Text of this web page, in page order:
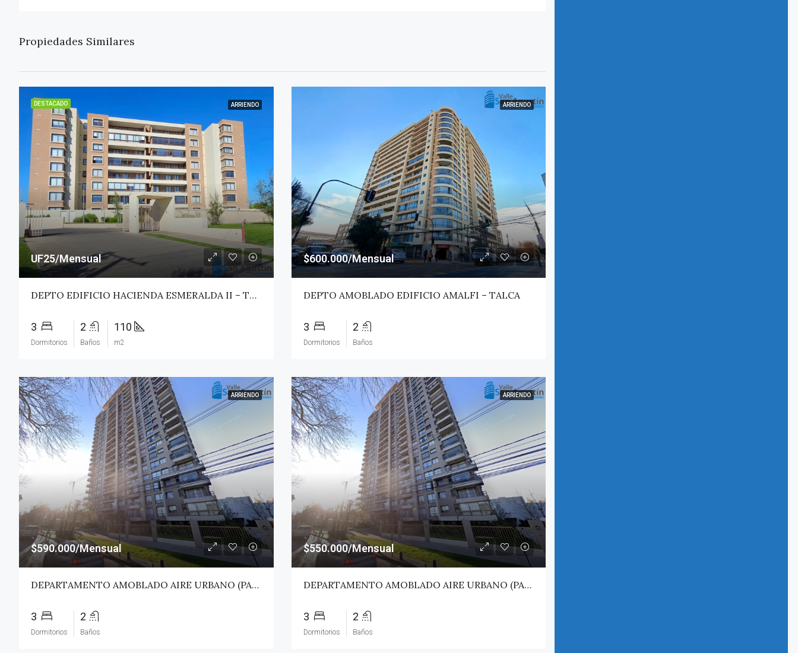
Propiedades Similares
DESTACADO ARRIENDO
UF25/Mensual
DEPTO EDIFICIO HACIENDA ESMERALDA II – TALCA
3
Dormitorios
2
Baños
110
m2
ARRIENDO
$600.000/Mensual
DEPTO AMOBLADO EDIFICIO AMALFI – TALCA
3
Dormitorios
2
Baños
ARRIENDO
$590.000/Mensual
DEPARTAMENTO AMOBLADO AIRE URBANO (PAZ) – TALCA
3
Dormitorios
2
Baños
ARRIENDO
$550.000/Mensual
DEPARTAMENTO AMOBLADO AIRE URBANO (PAZ) – TALCA
3
Dormitorios
2
Baños